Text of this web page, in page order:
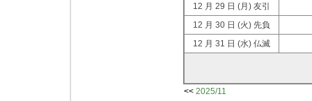
12 月 29 日 (月) 友引
12 月 30 日 (火) 先負
12 月 31 日 (水) 仏滅
<< 2025/11